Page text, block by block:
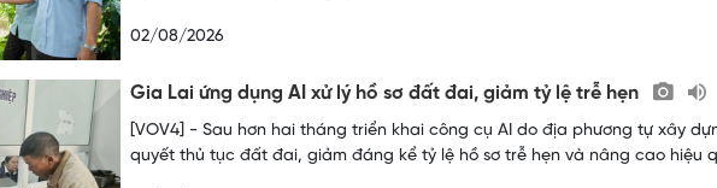
02/08/2026
Gia Lai ứng dụng AI xử lý hồ sơ đất đai, giảm tỷ lệ trễ hẹn
[VOV4] - Sau hơn hai tháng triển khai công cụ AI do địa phương tự xây
quyết thủ tục đất đai, giảm đáng kể tỷ lệ hồ sơ trễ hẹn và nâng cao hiệu